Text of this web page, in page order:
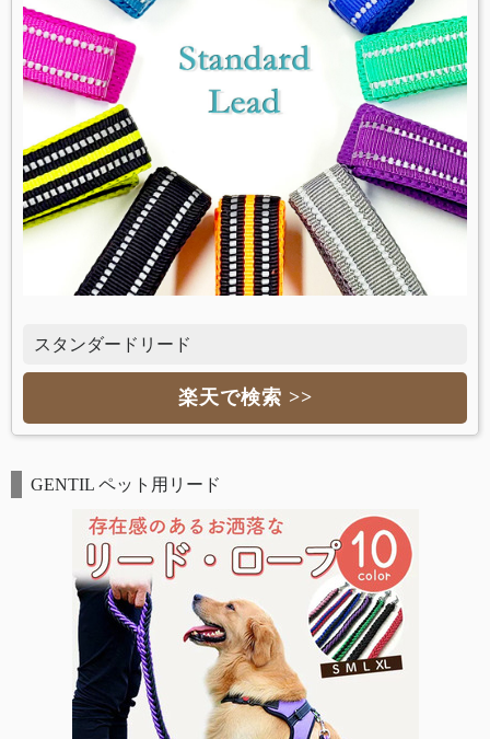
スタンダードリード
楽天で検索 >>
GENTIL ペット用リード